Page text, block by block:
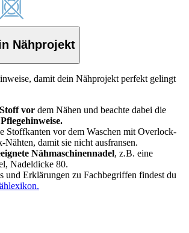
Nähprojekt
damit dein Nähprojekt perfekt gelingt
vor dem Nähen und beachte dabei die
Pflegehinweise.
Stoffkanten vor dem Waschen mit Overlock-
Nähten, damit sie nicht ausfransen.
Nähmaschinennadel, z.B. eine
Nadeldicke 80.
und Erklärungen zu Fachbegriffen findest du